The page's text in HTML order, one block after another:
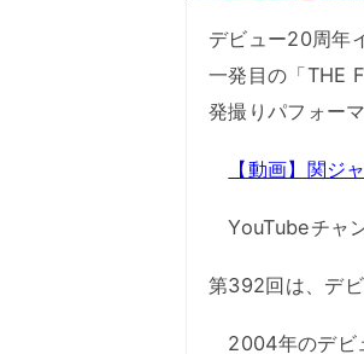
デビュー20周年
一発目の「THE
発撮りパフォー
【動画】関ジ
YouTubeチャ
第392回は、デ
2004年のデビ